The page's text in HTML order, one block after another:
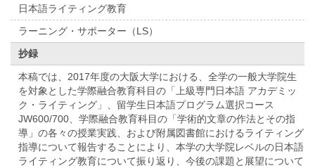
日本語ライティング教育
ラーニング・サポーター（LS）
抄録
本稿では、2017年度の大阪大学における、全学の一般大学院生
を対象とした学際融合教育科目の「上級専門日本語 アカデミッ
ク・ライティング」、留学生日本語プログラム選択コース
JW600/700、学際融合教育科目の「学術的文章の作法とその指
導」の各々の授業実践、および附属図書館におけるライティング
指導について報告することにより、本学の大学院レベルの日本語
ライティング教育について振り返り、今後の課題と展望について